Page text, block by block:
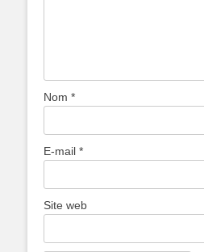
Nom *
E-mail *
Site web